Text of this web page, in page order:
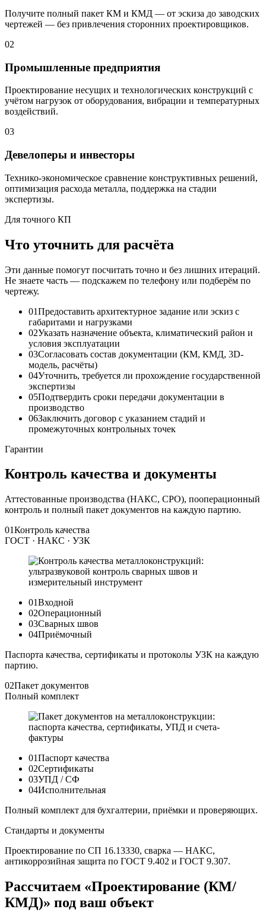
Получите полный пакет КМ и КМД — от эскиза до заводских
чертежей — без привлечения сторонних проектировщиков.
02
Промышленные предприятия
Проектирование несущих и технологических конструкций с
учётом нагрузок от оборудования, вибрации и температурных
воздействий.
03
Девелоперы и инвесторы
Технико-экономическое сравнение конструктивных решений,
оптимизация расхода металла, поддержка на стадии
экспертизы.
Для точного КП
Что уточнить для расчёта
Эти данные помогут посчитать точно и без лишних итераций.
Не знаете часть — подскажем по телефону или подберём по
чертежу.
01Предоставить архитектурное задание или эскиз с
габаритами и нагрузками
02Указать назначение объекта, климатический район и
условия эксплуатации
03Согласовать состав документации (КМ, КМД, 3D-
модель, расчёты)
04Уточнить, требуется ли прохождение государственной
экспертизы
05Подтвердить сроки передачи документации в
производство
06Заключить договор с указанием стадий и
промежуточных контрольных точек
Гарантии
Контроль качества и документы
Аттестованные производства (НАКС, СРО), пооперационный
контроль и полный пакет документов на каждую партию.
01Контроль качества
ГОСТ · НАКС · УЗК
01Входной
02Операционный
03Сварных швов
04Приёмочный
Паспорта качества, сертификаты и протоколы УЗК на каждую
партию.
02Пакет документов
Полный комплект
01Паспорт качества
02Сертификаты
03УПД / СФ
04Исполнительная
Полный комплект для бухгалтерии, приёмки и проверяющих.
Стандарты и документы
Проектирование по СП 16.13330, сварка — НАКС,
антикоррозийная защита по ГОСТ 9.402 и ГОСТ 9.307.
Рассчитаем «Проектирование (КМ/
КМД)» под ваш объект